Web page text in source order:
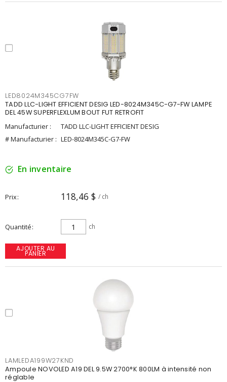
LED8024M345CG7FW
TADD LLC-LIGHT EFFICIENT DESIG LED-8024M345C-G7-FW LAMPE
DEL 45W SUPERFLEXLUM BOUT FUT RETROFIT
Manufacturier :
TADD LLC-LIGHT EFFICIENT DESIG
# Manufacturier : LED-8024M345C-G7-FW
En inventaire
Prix 118,46 $ / ch
Quantité ch
AJOUTER AU
PANIER
LAMLEDA199W27KND
Ampoule NOVOLED A19 DEL 9.5W 2700°K 800LM à intensité non
réglable